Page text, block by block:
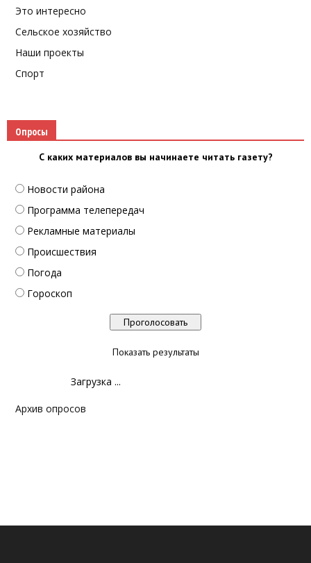
Это интересно
Сельское хозяйство
Наши проекты
Спорт
Опросы
С каких материалов вы начинаете читать газету?
Новости района
Программа телепередач
Рекламные материалы
Происшествия
Погода
Гороскоп
Показать результаты
Загрузка ...
Архив опросов